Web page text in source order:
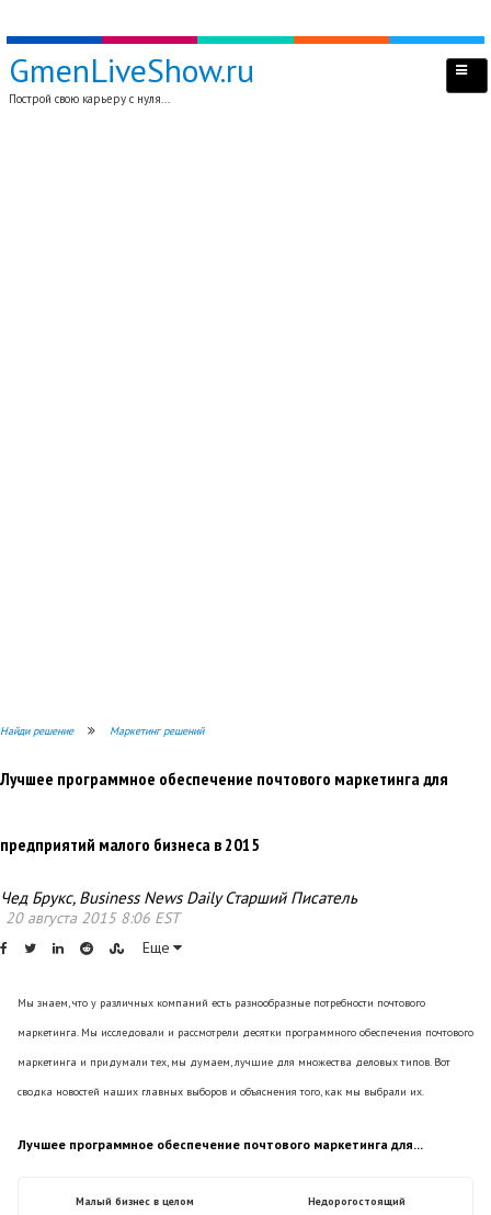
GmenLiveShow.ru
Построй свою карьеру с нуля...
Найди решение Маркетинг решений
Лучшее программное обеспечение почтового маркетинга для
предприятий малого бизнеса в 2015
Чед Брукс, Business News Daily Старший Писатель
20 августа 2015 8:06 EST
Еще
Мы знаем, что у различных компаний есть разнообразные потребности почтового
маркетинга. Мы исследовали и рассмотрели десятки программного обеспечения почтового
маркетинга и придумали тех, мы думаем, лучшие для множества деловых типов. Вот
сводка новостей наших главных выборов и объяснения того, как мы выбрали их.
Лучшее программное обеспечение почтового маркетинга для...
Малый бизнес в целом Недорогостоящий